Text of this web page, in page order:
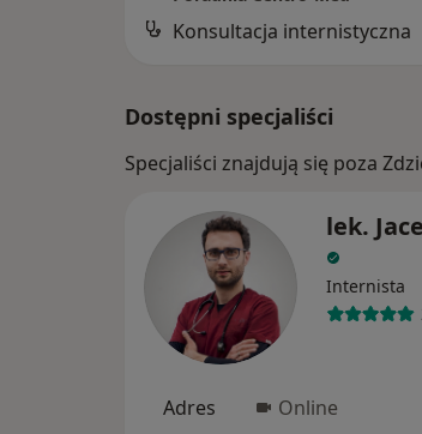
Konsultacja internistyczna
Dostępni specjaliści
Specjaliści znajdują się poza
lek.
Internista
Adres Online